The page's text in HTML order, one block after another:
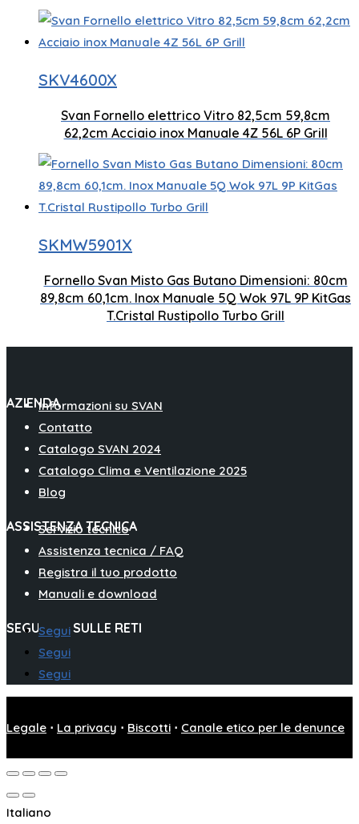
SKV4600X
Svan Fornello elettrico Vitro 82,5cm 59,8cm
62,2cm Acciaio inox Manuale 4Z 56L 6P Grill
Piano cottura in ceramica
Controllo manuale
SKMW5901X
Fornello Svan Misto Gas Butano Dimensioni: 80cm
89,8cm 60,1cm. Inox Manuale 5Q Wok 97L 9P KitGas
T.Cristal Rustipollo Turbo Grill
Gas butano
Controllo manuale
Zone di cottura 5 800 x 898 x
AZIENDAInformazioni su SVAN
Contatto
Catalogo SVAN 2024
Catalogo Clima e Ventilazione 2025
Blog
ASSISTENZA TECNICA
Servizio tecnico
Assistenza tecnica / FAQ
Registra il tuo prodotto
Manuali e download
SEGUITECI SULLE RETI
Segui
Segui
Segui
Legale ⋅ La privacy ⋅ Biscotti ⋅ Canale etico per le denunce
Italiano